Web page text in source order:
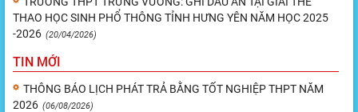
THAO HỌC SINH PHỔ THÔNG TỈNH HƯNG YÊN NĂM HỌC 2025
-2026 (20/04/2026)
TIN MỚI
THÔNG BÁO LỊCH PHÁT TRẢ BẰNG TỐT NGHIỆP THPT NĂM
2026 (06/08/2026)